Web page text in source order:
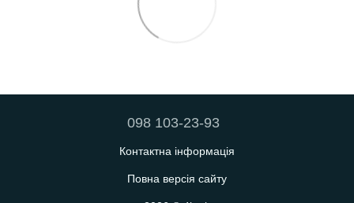
098 103-23-93
Контактна інформація
Повна версія сайту